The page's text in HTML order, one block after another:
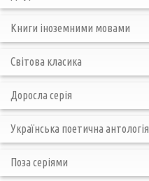
Книги іноземними мовами
Світова класика
Доросла серія
Українська поетична антологія
Поза серіями